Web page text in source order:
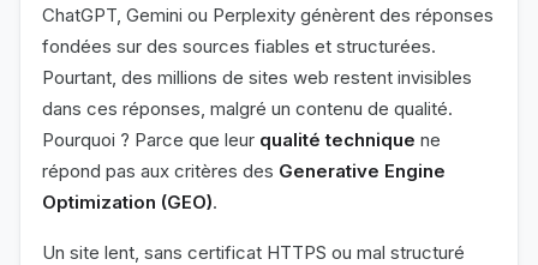
ChatGPT, Gemini ou Perplexity génèrent des réponses
fondées sur des sources fiables et structurées.
Pourtant, des millions de sites web restent invisibles
dans ces réponses, malgré un contenu de qualité.
Pourquoi ? Parce que leur qualité technique ne
répond pas aux critères des Generative Engine
Optimization (GEO).
Un site lent, sans certificat HTTPS ou mal structuré